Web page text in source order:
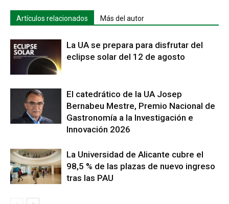
Artículos relacionados Más del autor
La UA se prepara para disfrutar del
eclipse solar del 12 de agosto
El catedrático de la UA Josep
Bernabeu Mestre, Premio Nacional de
Gastronomía a la Investigación e
Innovación 2026
La Universidad de Alicante cubre el
98,5 % de las plazas de nuevo ingreso
tras las PAU